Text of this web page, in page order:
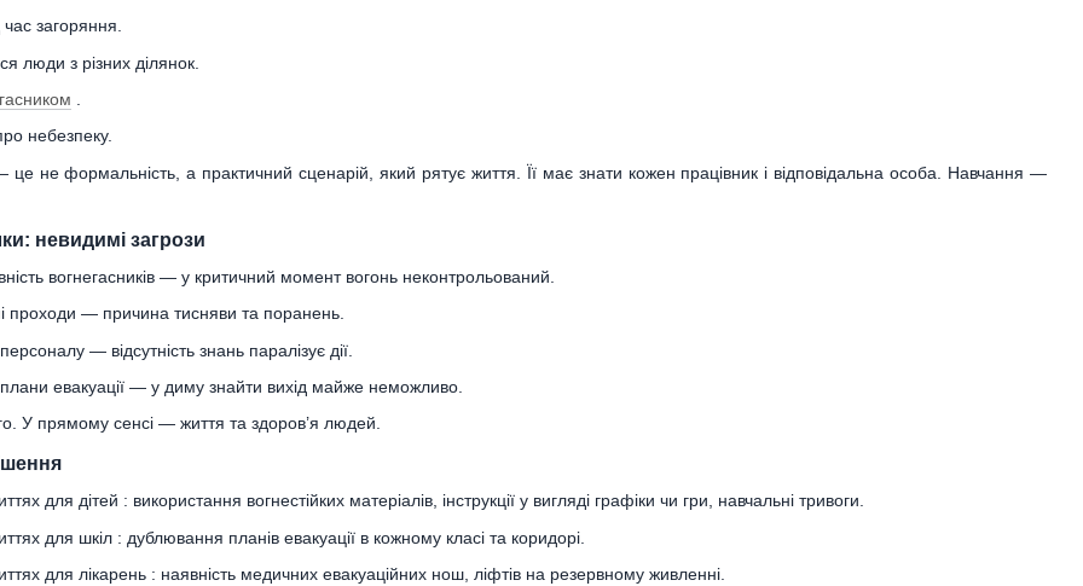
час загоряння.
люди з різних ділянок.
небезпеку.
— це не формальність, а практичний сценарій, який рятує життя. Її має знати кожен працівник і відповідальна особа. Навчання —
невидимі загрози
вогнегасників — у критичний момент вогонь неконтрольований.
проходи — причина тисняви та поранень.
— відсутність знань паралізує дії.
плани евакуації — у диму знайти вихід майже неможливо.
У прямому сенсі — життя та здоров’я людей.
для дітей : використання вогнестійких матеріалів, інструкції у вигляді графіки чи гри, навчальні тривоги.
для шкіл : дублювання планів евакуації в кожному класі та коридорі.
для лікарень : наявність медичних евакуаційних нош, ліфтів на резервному живленні.